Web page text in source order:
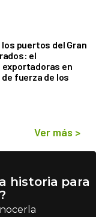
los puertos del Gran
el
en
fuerza de los
Ver más >
historia para